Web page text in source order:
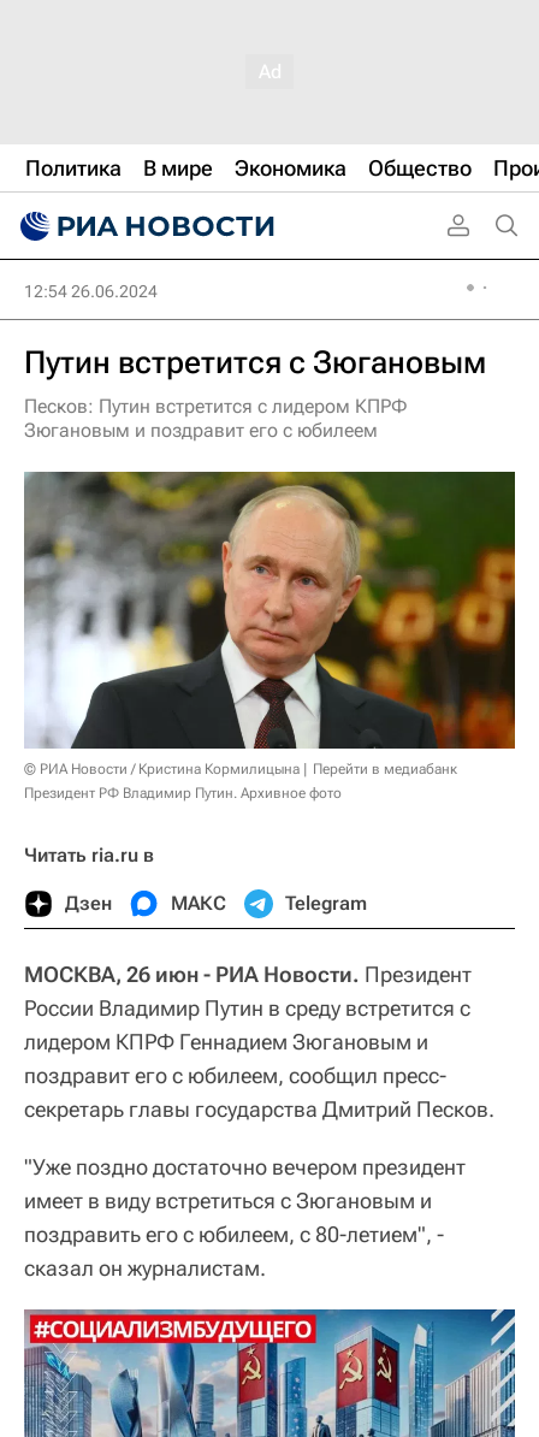
Политика В мире Экономика Общество
12:54 26.06.2024
Путин встретится с Зюгановым
Песков: Путин встретится с лидером КПРФ
Зюгановым и поздравит его с юбилеем
© РИА Новости / Кристина Кормилицына
Перейти в медиабанк
Президент РФ Владимир Путин. Архивное фото
Читать ria.ru в
Дзен МАКС Telegram
МОСКВА, 26 июн - РИА Новости. Президент
России Владимир Путин в среду встретится с
лидером КПРФ Геннадием Зюгановым и
поздравит его с юбилеем, сообщил пресс-
секретарь главы государства Дмитрий Песков.
"Уже поздно достаточно вечером президент
имеет в виду встретиться с Зюгановым и
поздравить его с юбилеем, с 80-летием", -
сказал он журналистам.